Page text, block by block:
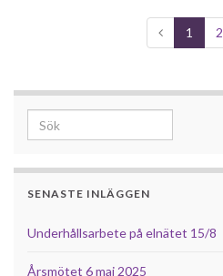
1 2
Search for:
SENASTE INLÄGGEN
Underhållsarbete på elnätet 15/8
Årsmötet 6 maj 2025